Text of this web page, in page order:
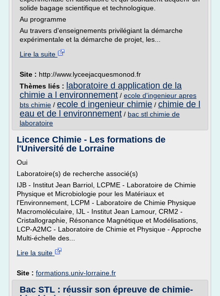
solide bagage scientifique et technologique.
Au programme
Au travers d'enseignements privilégiant la démarche
expérimentale et la démarche de projet, les...
Lire la suite
Site : http://www.lyceejacquesmonod.fr
Thèmes liés : laboratoire d application de la
chimie a l environnement / ecole d'ingenieur apres
bts chimie / ecole d ingenieur chimie / chimie de l
eau et de l environnement / bac stl chimie de
laboratoire
Licence Chimie - Les formations de
l'Université de Lorraine
Oui
Laboratoire(s) de recherche associé(s)
IJB - Institut Jean Barriol, LCPME - Laboratoire de Chimie
Physique et Microbiologie pour les Matériaux et
l'Environnement, LCPM - Laboratoire de Chimie Physique
Macromoléculaire, IJL - Institut Jean Lamour, CRM2 -
Cristallographie, Résonance Magnétique et Modélisations,
LCP-A2MC - Laboratoire de Chimie et Physique - Approche
Multi-échelle des...
Lire la suite
Site : formations.univ-lorraine.fr
Bac STL : réussir son épreuve de chimie-